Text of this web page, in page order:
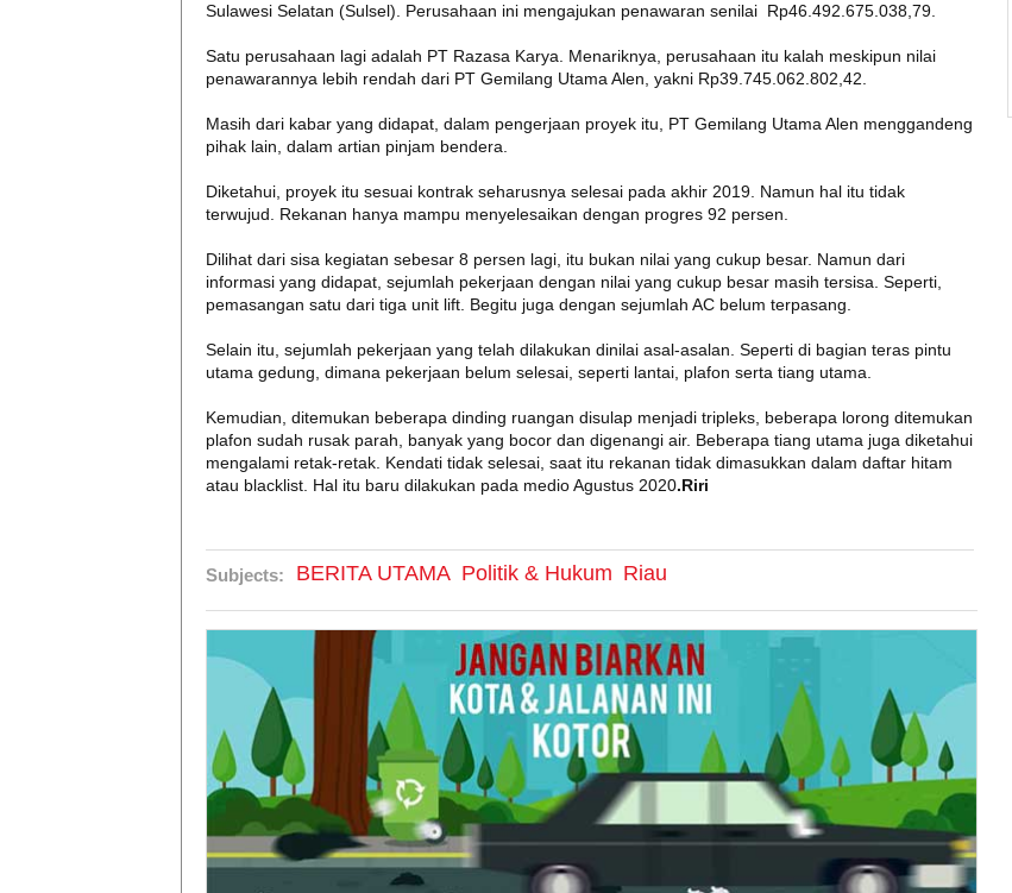
Sulawesi Selatan (Sulsel). Perusahaan ini mengajukan penawaran senilai Rp46.492.675.038,79.
Satu perusahaan lagi adalah PT Razasa Karya. Menariknya, perusahaan itu kalah meskipun nilai
penawarannya lebih rendah dari PT Gemilang Utama Alen, yakni Rp39.745.062.802,42.
Masih dari kabar yang didapat, dalam pengerjaan proyek itu, PT Gemilang Utama Alen menggandeng
pihak lain, dalam artian pinjam bendera.
Diketahui, proyek itu sesuai kontrak seharusnya selesai pada akhir 2019. Namun hal itu tidak
terwujud. Rekanan hanya mampu menyelesaikan dengan progres 92 persen.
Dilihat dari sisa kegiatan sebesar 8 persen lagi, itu bukan nilai yang cukup besar. Namun dari
informasi yang didapat, sejumlah pekerjaan dengan nilai yang cukup besar masih tersisa. Seperti,
pemasangan satu dari tiga unit lift. Begitu juga dengan sejumlah AC belum terpasang.
Selain itu, sejumlah pekerjaan yang telah dilakukan dinilai asal-asalan. Seperti di bagian teras pintu
utama gedung, dimana pekerjaan belum selesai, seperti lantai, plafon serta tiang utama.
Kemudian, ditemukan beberapa dinding ruangan disulap menjadi tripleks, beberapa lorong ditemukan
plafon sudah rusak parah, banyak yang bocor dan digenangi air. Beberapa tiang utama juga diketahui
mengalami retak-retak. Kendati tidak selesai, saat itu rekanan tidak dimasukkan dalam daftar hitam
atau blacklist. Hal itu baru dilakukan pada medio Agustus 2020.Riri
Subjects: BERITA UTAMA Politik & Hukum Riau